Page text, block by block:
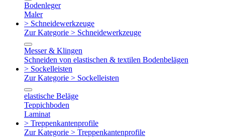
Bodenleger
Maler
> Schneidewerkzeuge
Zur Kategorie > Schneidewerkzeuge
Messer & Klingen
Schneiden von elastischen & textilen Bodenbelägen
> Sockelleisten
Zur Kategorie > Sockelleisten
elastische Beläge
Teppichboden
Laminat
> Treppenkantenprofile
Zur Kategorie > Treppenkantenprofile